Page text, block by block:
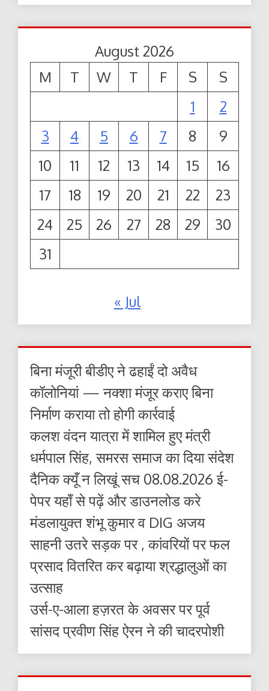
August 2026
M
T W T F S
S
1
2
3
4 5 6 7 8
9
10
11 12 13 14 15
16
17
18 19 20 21 22
23
24
25 26 27 28 29
30
31
« Jul
बिना मंजूरी बीडीए ने ढहाईं दो अवैध
कॉलोनियां — नक्शा मंजूर कराए बिना
निर्माण कराया तो होगी कार्रवाई
कलश वंदन यात्रा में शामिल हुए मंत्री
धर्मपाल सिंह, समरस समाज का दिया संदेश
दैनिक क्यूँ न लिखूं सच 08.08.2026 ई-
पेपर यहाँ से पढ़ें और डाउनलोड करे
मंडलायुक्त शंभू कुमार व DIG अजय
साहनी उतरे सड़क पर , कांवरियों पर फल
प्रसाद वितरित कर बढ़ाया श्रद्धालुओं का
उत्साह
उर्स-ए-आला हज़रत के अवसर पर पूर्व
सांसद प्रवीण सिंह ऐरन ने की चादरपोशी